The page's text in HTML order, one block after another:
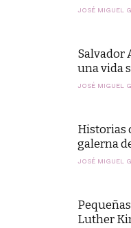
JOSÉ MIGUEL
Salvador
una vida
JOSÉ MIGUEL
Historias
galerna
JOSÉ MIGUEL
Luther